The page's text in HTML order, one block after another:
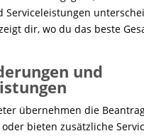
Serviceleistungen
dir, wo du das beste
und
übernehmen die
bieten zusätzliche